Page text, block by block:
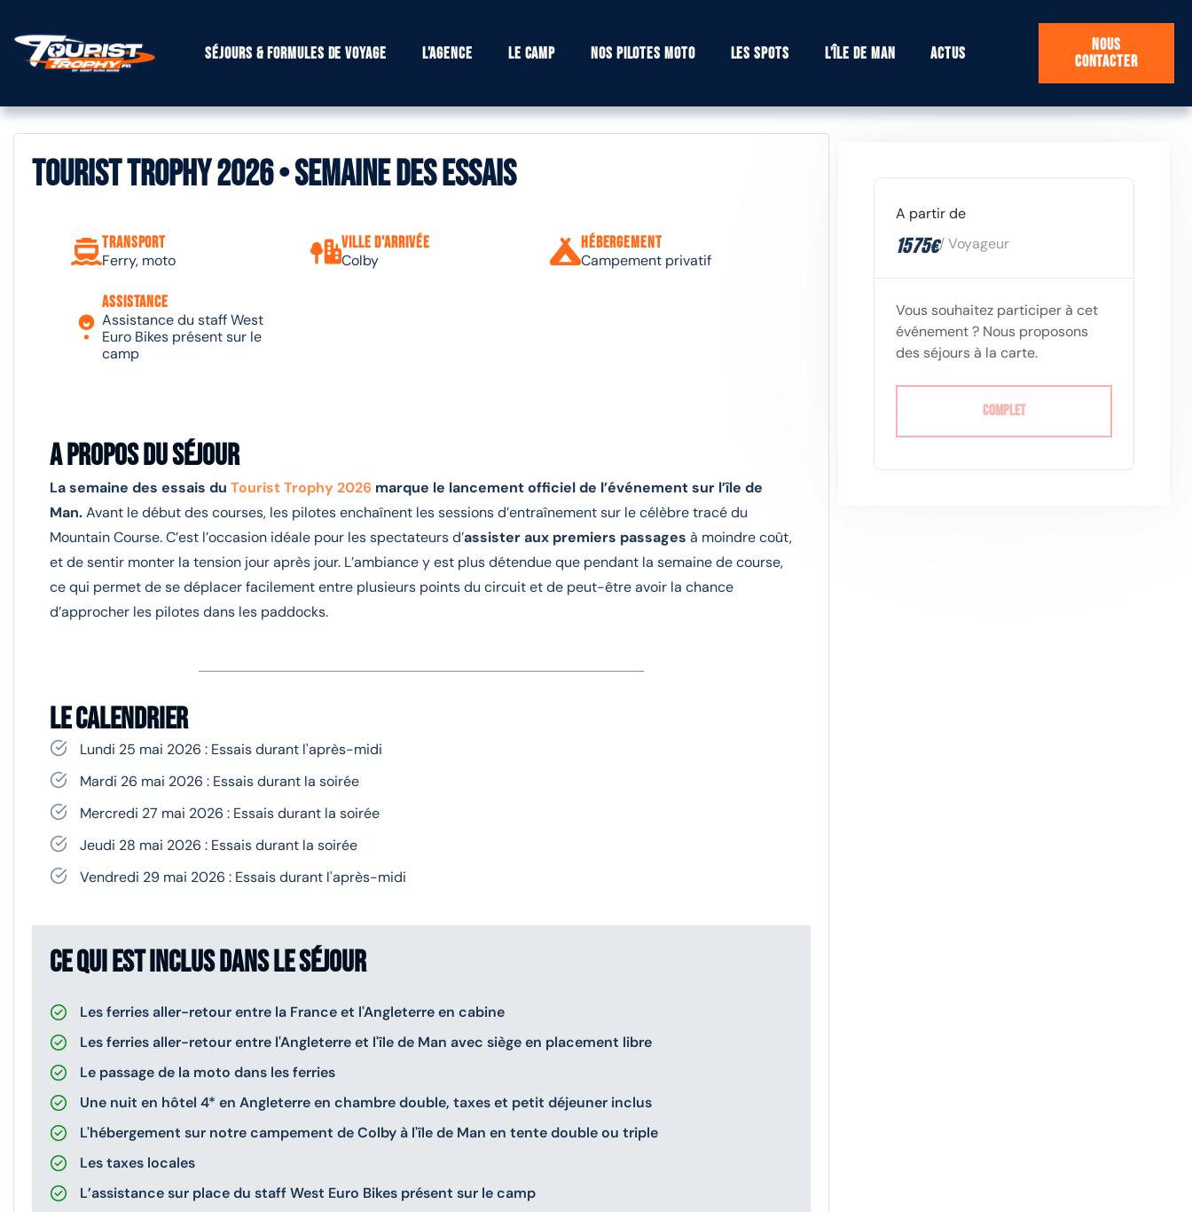
Séjours & formules de voyage L’agence Le camp Nos pilotes moto Les spots L’île de Man Actus
Nous
contacter
Tourist Trophy 2026 • Semaine des essais
Transport
Ferry, moto
Ville d'arrivée
Colby
Hébergement
Campement privatif
Assistance
Assistance du staff West
Euro Bikes présent sur le
camp
A propos du séjour
La semaine des essais du Tourist Trophy 2026 marque le lancement officiel de l’événement sur l’île de
Man.Avant le début des courses, les pilotes enchaînent les sessions d’entraînement sur le célèbre tracé du
Mountain Course. C’est l’occasion idéale pour les spectateurs d’assister aux premiers passages à moindre coût,
et de sentir monter la tension jour après jour. L’ambiance y est plus détendue que pendant la semaine de course,
ce qui permet de se déplacer facilement entre plusieurs points du circuit et de peut-être avoir la chance
d’approcher les pilotes dans les paddocks.
Le calendrier
Lundi 25 mai 2026 : Essais durant l'après-midi
Mardi 26 mai 2026 : Essais durant la soirée
Mercredi 27 mai 2026 : Essais durant la soirée
Jeudi 28 mai 2026 : Essais durant la soirée
Vendredi 29 mai 2026 : Essais durant l'après-midi
Ce qui est inclus dans le séjour
Les ferries aller-retour entre la France et l'Angleterre en cabine
Les ferries aller-retour entre l'Angleterre et l'île de Man avec siège en placement libre
Le passage de la moto dans les ferries
Une nuit en hôtel 4* en Angleterre en chambre double, taxes et petit déjeuner inclus
L'hébergement sur notre campement de Colby à l'île de Man en tente double ou triple
Les taxes locales
L’assistance sur place du staff West Euro Bikes présent sur le camp
A partir de
1575€/ Voyageur
Vous souhaitez participer à cet
événement ? Nous proposons
des séjours à la carte.
Complet